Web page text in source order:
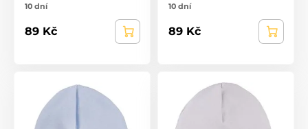
10 dní
89 Kč
10 dní
89 Kč